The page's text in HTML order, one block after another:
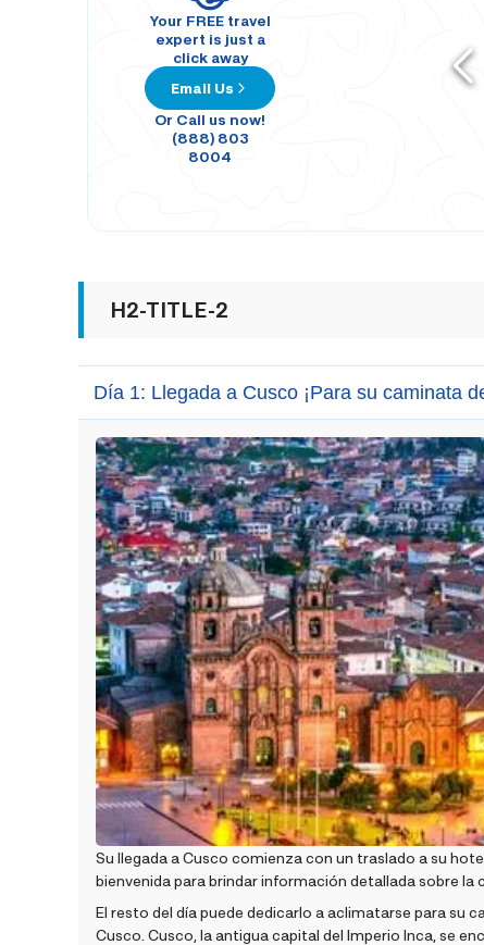
Your FREE travel
expert is just a
click away
Email Us
Or Call us now!
(888) 803
8004
H2-TITLE-2
Día 1: Llegada a Cusco ¡Para su caminata
Su llegada a Cusco comienza con un traslado a su
bienvenida para brindar información detallada sobre la
El resto del día puede dedicarlo a aclimatarse para su
Cusco. Cusco, la antigua capital del Imperio Inca, se